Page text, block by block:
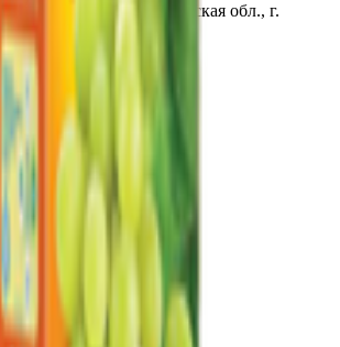
Беларусь, Гомельская обл., г.
2-А